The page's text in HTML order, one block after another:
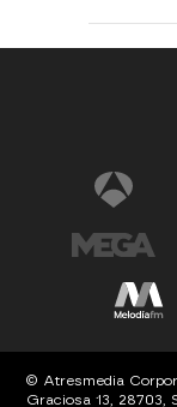
© Atresmedia
Graciosa 13, 28703,